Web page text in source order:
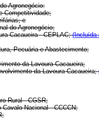
Agronegócio:
Competitividade;
e
do Agronegócio;
Cacaueira - CEPLAC;(Incluída
Pecuária e Abastecimento;
da Lavoura Cacaueira;
da Lavoura Cacaueira;
Rural - CGSR;
Cavalo Nacional - CCCCN;